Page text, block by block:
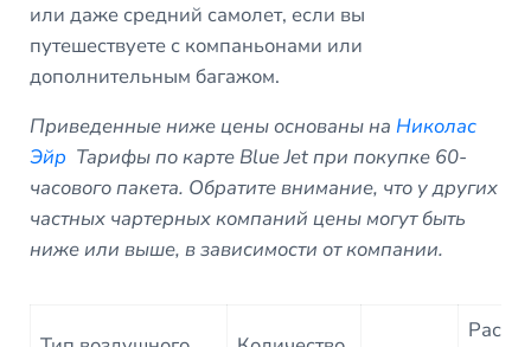
или даже средний самолет, если вы
путешествуете с компаньонами или
дополнительным багажом.
Приведенные ниже цены основаны на Николас
Эйр Тарифы по карте Blue Jet при покупке 60-
часового пакета. Обратите внимание, что у других
частных чартерных компаний цены могут быть
ниже или выше, в зависимости от компании.